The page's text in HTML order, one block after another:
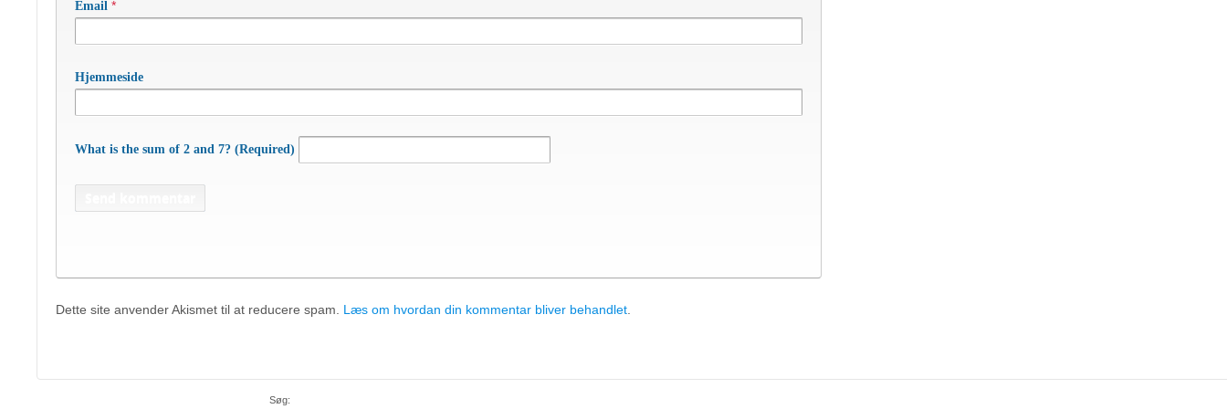
Email *
Hjemmeside
What is the sum of 2 and 7? (Required)
Dette site anvender Akismet til at reducere spam. Læs om hvordan din kommentar bliver behandlet.
Søg: